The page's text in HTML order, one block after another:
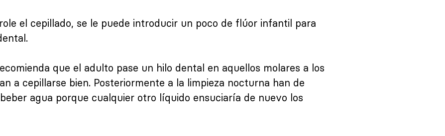
el cepillado, se le puede introducir un poco de flúor infantil para
que el adulto pase un hilo dental en aquellos molares a los
a cepillarse bien. Posteriormente a la limpieza nocturna han de
agua porque cualquier otro líquido ensuciaría de nuevo los